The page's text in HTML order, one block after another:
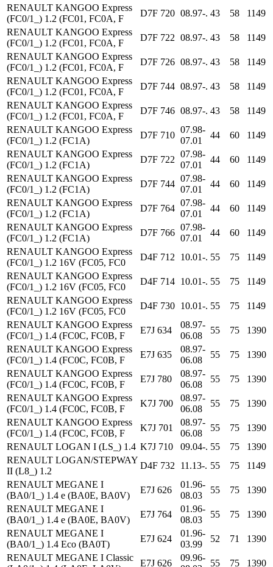
RENAULT KANGOO Express
(FC0/1_) 1.2 (FC01, FC0A, F
D7F 720 08.97-. 43 58
1149
RENAULT KANGOO Express
(FC0/1_) 1.2 (FC01, FC0A, F
D7F 722 08.97-. 43 58
1149
RENAULT KANGOO Express
(FC0/1_) 1.2 (FC01, FC0A, F
D7F 726 08.97-. 43 58
1149
RENAULT KANGOO Express
(FC0/1_) 1.2 (FC01, FC0A, F
D7F 744 08.97-. 43 58
1149
RENAULT KANGOO Express
(FC0/1_) 1.2 (FC01, FC0A, F
D7F 746 08.97-. 43 58
1149
RENAULT KANGOO Express
(FC0/1_) 1.2 (FC1A)
D7F 710
07.98-
07.01
44 60
1149
RENAULT KANGOO Express
(FC0/1_) 1.2 (FC1A)
D7F 722
07.98-
07.01
44 60
1149
RENAULT KANGOO Express
(FC0/1_) 1.2 (FC1A)
D7F 744
07.98-
07.01
44 60
1149
RENAULT KANGOO Express
(FC0/1_) 1.2 (FC1A)
D7F 764
07.98-
07.01
44 60
1149
RENAULT KANGOO Express
(FC0/1_) 1.2 (FC1A)
D7F 766
07.98-
07.01
44 60
1149
RENAULT KANGOO Express
(FC0/1_) 1.2 16V (FC05, FC0
D4F 712 10.01-. 55 75
1149
RENAULT KANGOO Express
(FC0/1_) 1.2 16V (FC05, FC0
D4F 714 10.01-. 55 75
1149
RENAULT KANGOO Express
(FC0/1_) 1.2 16V (FC05, FC0
D4F 730 10.01-. 55 75
1149
RENAULT KANGOO Express
(FC0/1_) 1.4 (FC0C, FC0B, F
E7J 634
08.97-
06.08
55 75
1390
RENAULT KANGOO Express
(FC0/1_) 1.4 (FC0C, FC0B, F
E7J 635
08.97-
06.08
55 75
1390
RENAULT KANGOO Express
(FC0/1_) 1.4 (FC0C, FC0B, F
E7J 780
08.97-
06.08
55 75
1390
RENAULT KANGOO Express
(FC0/1_) 1.4 (FC0C, FC0B, F
K7J 700
08.97-
06.08
55 75
1390
RENAULT KANGOO Express
(FC0/1_) 1.4 (FC0C, FC0B, F
K7J 701
08.97-
06.08
55 75
1390
RENAULT LOGAN I (LS_) 1.4 K7J 710 09.04-. 55 75
1390
RENAULT LOGAN/STEPWAY
II (L8_) 1.2
D4F 732 11.13-. 55 75
1149
RENAULT MEGANE I
(BA0/1_) 1.4 e (BA0E, BA0V)
E7J 626
01.96-
08.03
55 75
1390
RENAULT MEGANE I
(BA0/1_) 1.4 e (BA0E, BA0V)
E7J 764
01.96-
08.03
55 75
1390
RENAULT MEGANE I
(BA0/1_) 1.4 Eco (BA0T)
E7J 624
01.96-
03.99
52 71
1390
RENAULT MEGANE I Classic
E7J 626
09.96-
55 75 1390